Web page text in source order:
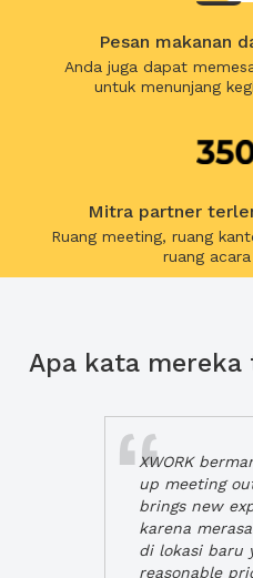
Pesan makanan
Anda juga dapat
untuk menunjang
Mitra partner
Ruang meeting, ruang
ruang
Apa kata mereka
XWORK
up meeting
brings new
karena
di lokasi baru
reasonable